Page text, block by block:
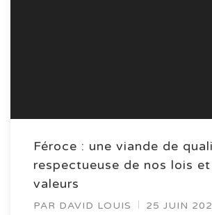
Féroce : une viande de
respectueuse de nos lois
valeurs
PAR DAVID LOUIS
25 JUIN